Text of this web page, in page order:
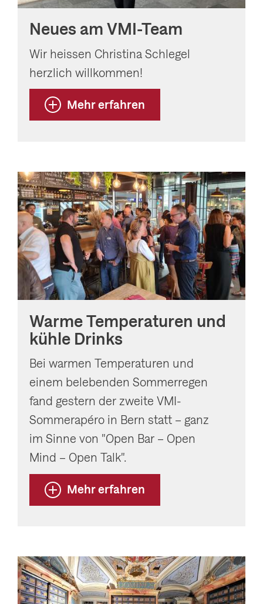
Neues am VMI-Team
Wir heissen Christina Schlegel
herzlich willkommen!
Mehr erfahren
Warme Temperaturen und
kühle Drinks
Bei warmen Temperaturen und
einem belebenden Sommerregen
fand gestern der zweite VMI-
Sommerapéro in Bern statt – ganz
im Sinne von "Open Bar – Open
Mind – Open Talk".
Mehr erfahren